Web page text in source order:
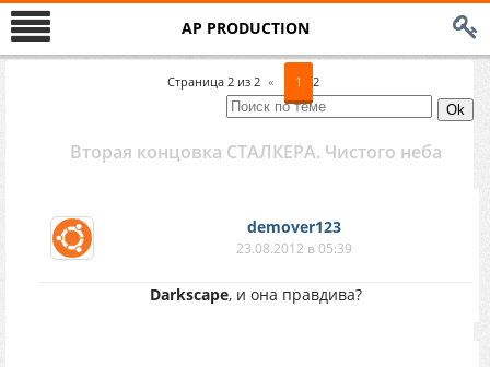
AP PRODUCTION
Страница 2 из 2 « 1 2
Вторая концовка СТАЛКЕРА. Чистого неба
demover123
23.08.2012 в 05:39
Darkscape, и она правдива?